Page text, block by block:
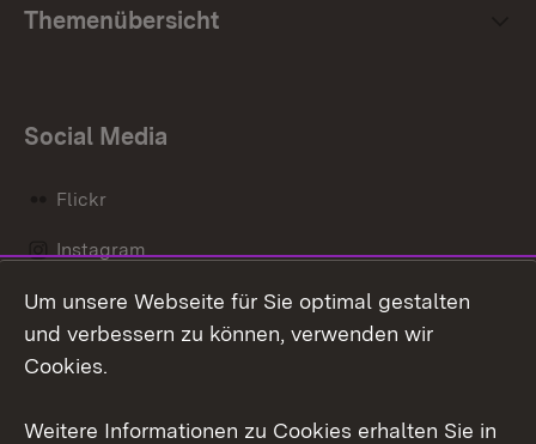
Themenübersicht
Social Media
Flickr
Instagram
Social Wall
Um unsere Webseite für Sie optimal gestalten
und verbessern zu können, verwenden wir
Cookies.
Weitere Informationen zu Cookies erhalten Sie in